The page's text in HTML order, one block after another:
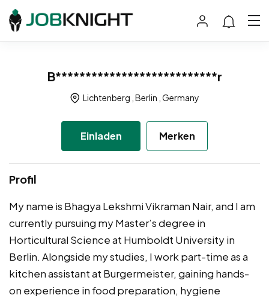
B***************************r
Lichtenberg , Berlin , Germany
Einladen Merken
Profil
My name is Bhagya Lekshmi Vikraman Nair, and I am
currently pursuing my Master’s degree in
Horticultural Science at Humboldt University in
Berlin. Alongside my studies, I work part-time as a
kitchen assistant at Burgermeister, gaining hands-
on experience in food preparation, hygiene